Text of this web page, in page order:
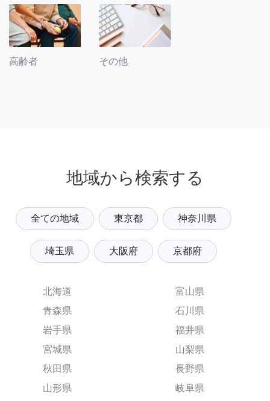
高齢者 その他
地域から検索する
全ての地域 東京都 神奈川県
埼玉県 大阪府 京都府
北海道
青森県
岩手県
宮城県
秋田県
山形県
富山県
石川県
福井県
山梨県
長野県
岐阜県